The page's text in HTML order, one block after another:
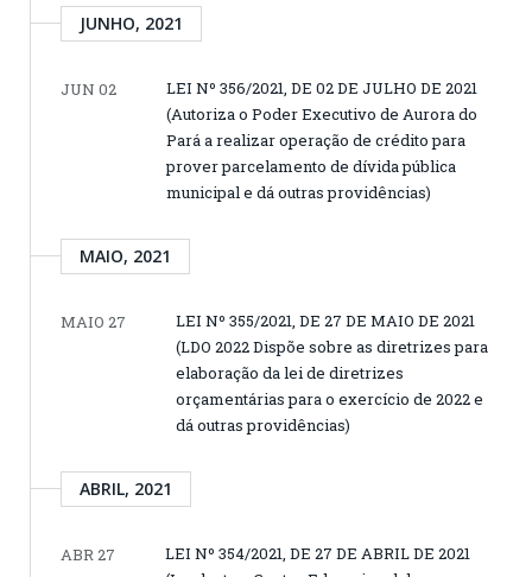
JUNHO, 2021
JUN 02
LEI Nº 356/2021, DE 02 DE JULHO DE 2021
(Autoriza o Poder Executivo de Aurora do
Pará a realizar operação de crédito para
prover parcelamento de dívida pública
municipal e dá outras providências)
MAIO, 2021
MAIO 27
LEI Nº 355/2021, DE 27 DE MAIO DE 2021
(LDO 2022 Dispõe sobre as diretrizes para
elaboração da lei de diretrizes
orçamentárias para o exercício de 2022 e
dá outras providências)
ABRIL, 2021
ABR 27
LEI Nº 354/2021, DE 27 DE ABRIL DE 2021